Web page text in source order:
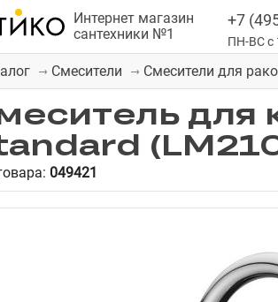
Интернет магазин
сантехники №1
+7
ПН-ВС с
Смесители Смесители для
для
049421